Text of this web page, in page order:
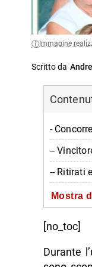
Immagine
Scritto da
-
--
-- Ritirati
- Cosa
-- I
Mostra
[no_toc]
Durante